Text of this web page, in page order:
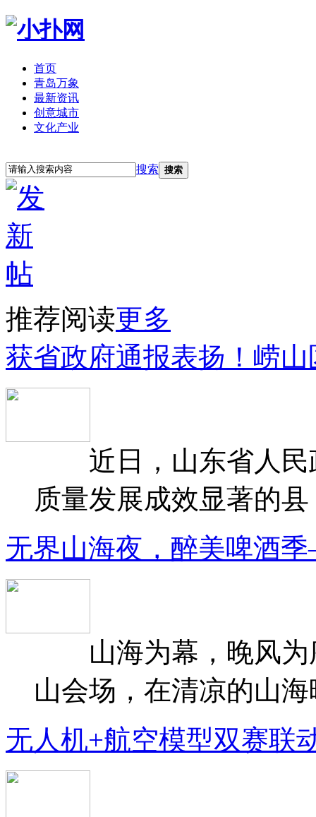
首页
青岛万象
最新资讯
创意城市
文化产业
搜索 搜索
推荐阅读更多
获省政府通报表扬！崂
近日，山东省人民
质量发展成效显著的
无界山海夜，醉美啤酒
山海为幕，晚风为
山会场，在清凉的山
无人机+航空模型双赛联